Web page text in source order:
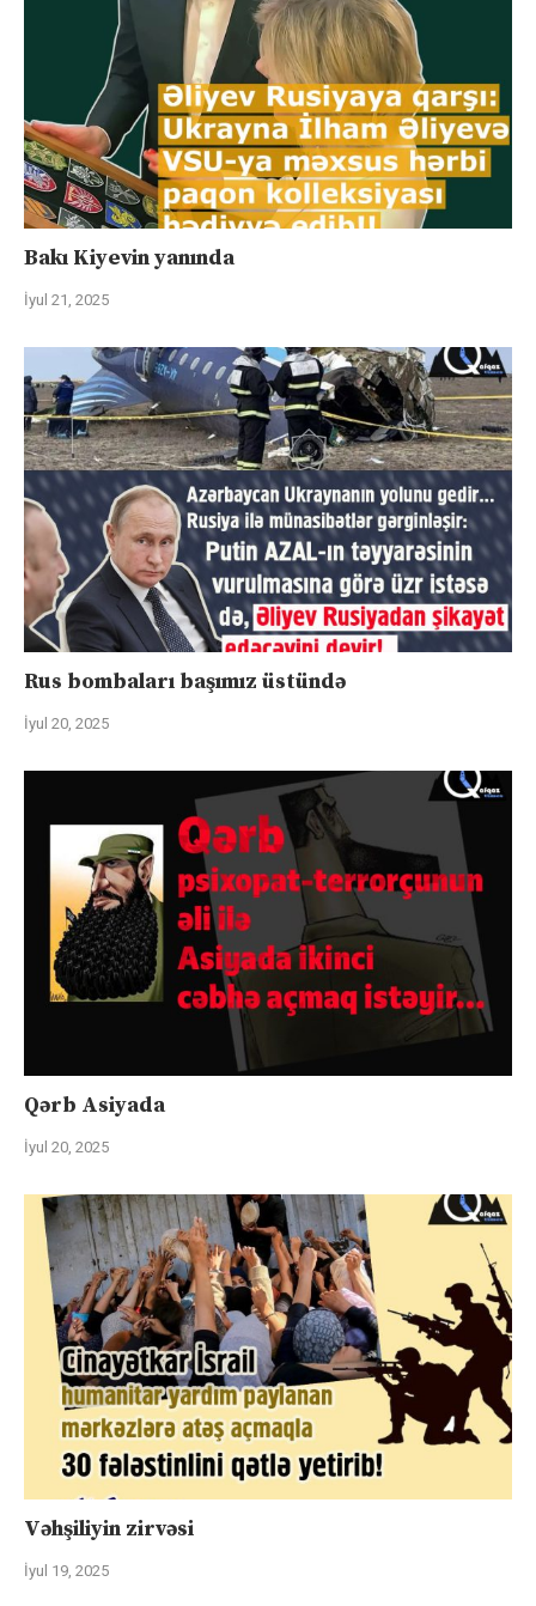
Bakı Kiyevin yanında
İyul 21, 2025
Rus bombaları başımız üstündə
İyul 20, 2025
Qərb Asiyada
İyul 20, 2025
Vəhşiliyin zirvəsi
İyul 19, 2025